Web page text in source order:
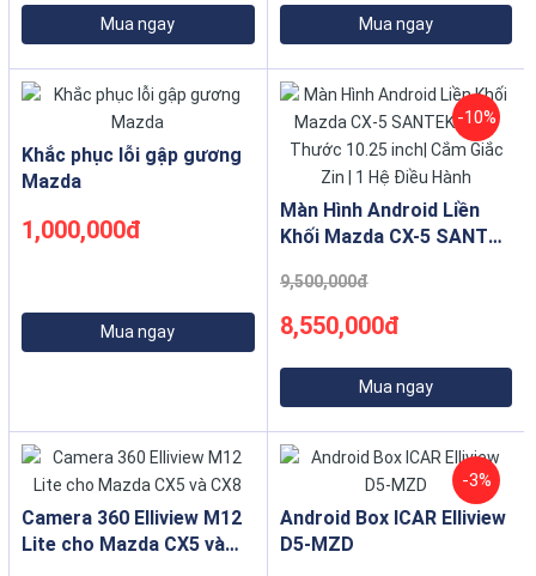
Mua ngay Mua ngay
Khắc phục lỗi gập gương
Mazda
1,000,000đ
Mua ngay
-10%
Màn Hình Android Liền
Khối Mazda CX-5 SANTEK
Cắm Giắc Zin | 1 Hệ Điều
Hành
8,550,000đ
9,500,000đ
Mua ngay
Camera 360 Elliview M12
Lite cho Mazda CX5 và
-3%
Android Box ICAR Elliview
D5-MZD